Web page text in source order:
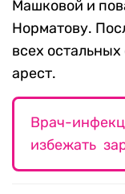
Машковой и
Норматову.
всех
арест.
Врач-
избежать